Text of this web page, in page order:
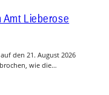
Lieberose
den 21. August 2026
wie die…